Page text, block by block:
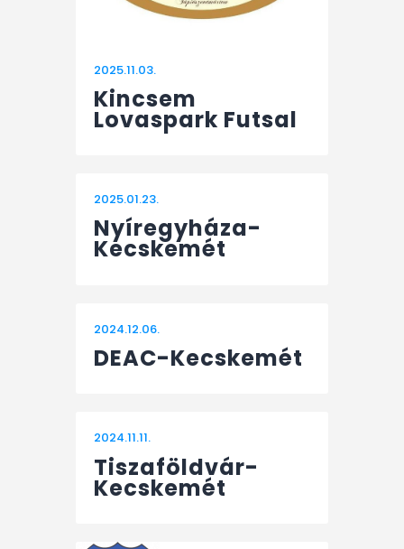
2025.11.03.
Kincsem
Lovaspark Futsal
2025.01.23.
Nyíregyháza-
Kecskemét
2024.12.06.
DEAC-Kecskemét
2024.11.11.
Tiszaföldvár-
Kecskemét